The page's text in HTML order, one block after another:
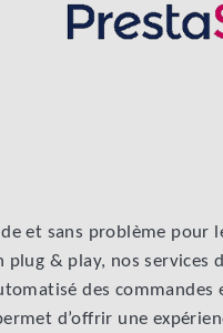
et sans problème pour
& play, nos services
des commandes
d’offrir une